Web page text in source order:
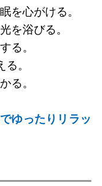
を心がける。
を浴びる。
る。
。
る。
ゆったりリラッ